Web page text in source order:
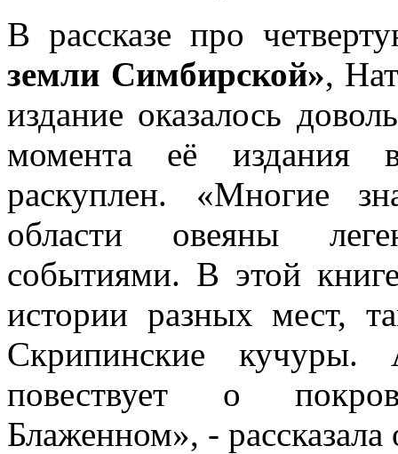
В рассказе про
земли Симбирской»,
издание оказалось
момента её издания
раскуплен. «Многие
области овеяны
событиями. В этой
истории разных мест,
Скрипинские
повествует о
Блаженном», -